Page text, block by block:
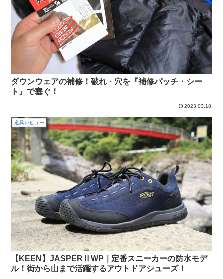
ダウンウェアの補修！破れ・穴を『補修パッチ・シー
ト』で塞ぐ！
2023.03.18
道具レビュー
【KEEN】JASPERⅡWP｜定番スニーカーの防水モデ
ル！街から山まで活躍するアウトドアシューズ！